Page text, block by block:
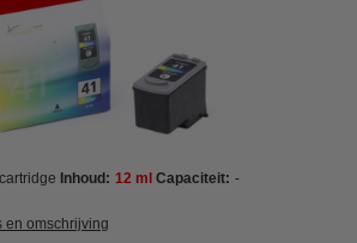
Inhoud: 12 ml Capaciteit: -
en omschrijving